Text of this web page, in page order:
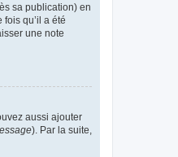
sa publication) en
qu’il a été
une note
aussi ajouter
). Par la suite,